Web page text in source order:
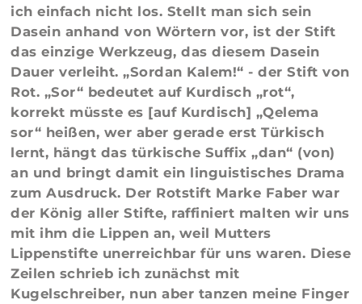
ich einfach nicht los. Stellt man sich sein
Dasein anhand von Wörtern vor, ist der Stift
das einzige Werkzeug, das diesem Dasein
Dauer verleiht. „Sordan Kalem!“ - der Stift von
Rot. „Sor“ bedeutet auf Kurdisch „rot“,
korrekt müsste es [auf Kurdisch] „Qelema
sor“ heißen, wer aber gerade erst Türkisch
lernt, hängt das türkische Suffix „dan“ (von)
an und bringt damit ein linguistisches Drama
zum Ausdruck. Der Rotstift Marke Faber war
der König aller Stifte, raffiniert malten wir uns
mit ihm die Lippen an, weil Mutters
Lippenstifte unerreichbar für uns waren. Diese
Zeilen schrieb ich zunächst mit
Kugelschreiber, nun aber tanzen meine Finger